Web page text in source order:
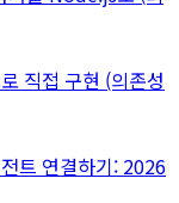
직접 구현 (의존성
트 연결하기: 2026